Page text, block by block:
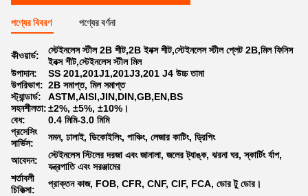
পণ্যের বিবরণ পণ্যের বর্ণনা
কীওয়ার্ড:
স্টেইনলেস স্টীল 2B শীট,2B ইনক্স শীট,স্টেইনলেস স্টীল প্লেট 2B,মিল ফিনিস
ইনক্স শীট,স্টেইনলেস স্টীল মিল
উপাদান:
SS 201,201J1,201J3,201 J4 উচ্চ তামা
উপরিভাগ: 2B সমাপ্ত, মিল সমাপ্ত
স্ট্যান্ডার্ড:
ASTM,AISI,JIN,DIN,GB,EN,BS
সহনশীলতা:±2%, ±5%, ±10%।
বেধ:
0.4 মিমি-3.0 মিমি
প্রসেসিং
সার্ভিস:
নমন, ঢালাই, ডিকোইলিং, পাঞ্চিং, লেজার কাটিং, ড্রিপিং
আবেদন:
স্টেইনলেস স্টিলের দরজা এবং জানালা, জলের ট্যাঙ্ক, ঝরনা ঘর, স্কার্টিং র্যাপ,
যন্ত্রপাতি এবং সরঞ্জামের
শর্তাবলী
চিকিত্সা:
প্রাক্তন কাজ, FOB, CFR, CNF, CIF, FCA, ডোর টু ডোর।